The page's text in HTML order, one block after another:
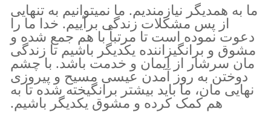
ما به همدیگر نیازمندیم. ما نمیتوانیم به تنهایی
از پس مشکلات زندگی برآییم. خدا ما را
دعوت نموده است تا مرتباً با هم جمع شده و
مشوق و برانگیزاننده یکدیگر باشیم تا زندگی
مان سرشار از ایمان و خدمت باشد. با چشم
دوختن به روز آمدن عیسی مسیح و پیروزی
نهایی مان، ما باید بیشتر برانگیخته شده تا به
هم کمک کرده و مشوق یکدیگر باشیم.